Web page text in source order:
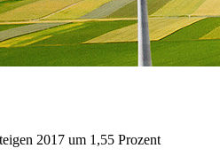
2017 um 1,55 Prozent